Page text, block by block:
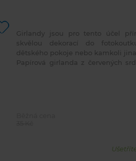
Girlandy jsou pro tento účel
skvělou dekorací do
dětského pokoje nebo kamkoli
Papírová girlanda z červených